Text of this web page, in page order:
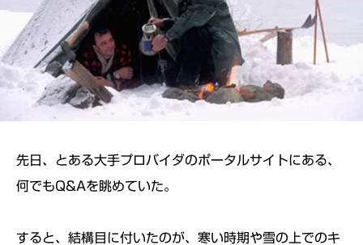
先日、とある大手プロバイダのポータルサイトにある、
何でもQ&Aを眺めていた。
すると、結構目に付いたのが、寒い時期や雪の上でのキ